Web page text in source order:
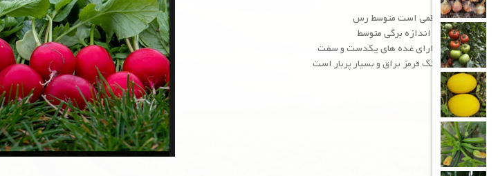
رقمی است متوسط رس
با اندازه برگی متوسط
دارای غده های یکدست و سفت
رنگ قرمز براق و بسیار پربار است